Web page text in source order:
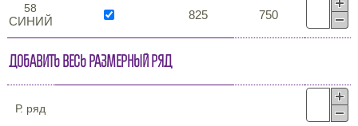
58
СИНИЙ 825 750
Добавить весь размерный ряд
Р. ряд